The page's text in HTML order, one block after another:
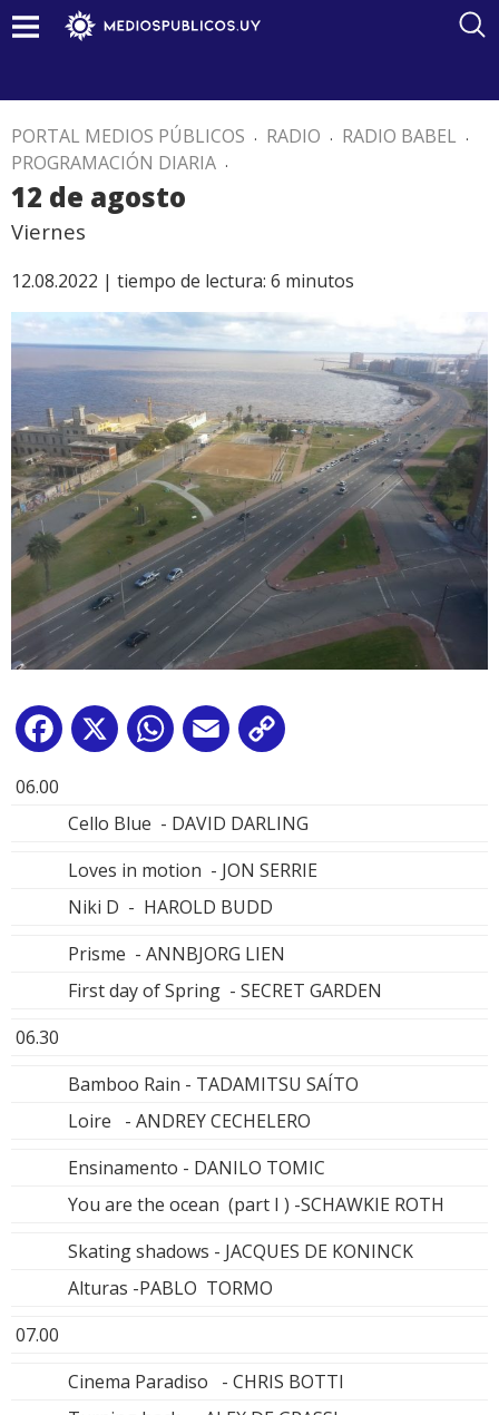
PORTAL MEDIOS PÚBLICOS . RADIO . RADIO BABEL .
PROGRAMACIÓN DIARIA .
12 de agosto
Viernes
12.08.2022 | tiempo de lectura: 6 minutos
Facebook
X WhatsApp
Email
06.00
Cello Blue - DAVID DARLING
Loves in motion - JON SERRIE
Niki D - HAROLD BUDD
Prisme - ANNBJORG LIEN
First day of Spring - SECRET GARDEN
06.30
Bamboo Rain - TADAMITSU SAÍTO
Loire - ANDREY CECHELERO
Ensinamento - DANILO TOMIC
You are the ocean (part I ) -SCHAWKIE ROTH
Skating shadows - JACQUES DE KONINCK
Alturas -PABLO TORMO
07.00
Cinema Paradiso - CHRIS BOTTI